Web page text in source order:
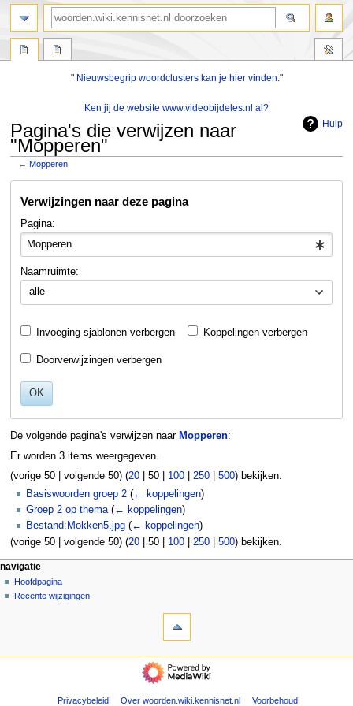
" Nieuwsbegrip woordclusters kan je hier vinden."
Ken jij de website www.videobijdeles.nl al?
Hulp
Pagina's die verwijzen naar
"Mopperen"
←Mopperen
navigatie
zoeken
Verwijzingen naar deze pagina
Pagina:
Naamruimte:
alle
Invoeging sjablonen verbergen Koppelingen verbergen
Doorverwijzingen verbergen
OK
De volgende pagina's verwijzen naar Mopperen:
Er worden 3 items weergegeven.
(vorige 50| volgende 50) (20| 50| 100| 250| 500) bekijken.
Basiswoorden groep 2 (← koppelingen)
Groep 2 op thema (← koppelingen)
Bestand:Mokken5.jpg (← koppelingen)
(vorige 50| volgende 50) (20| 50| 100| 250| 500) bekijken.
N
a
v
a
pagina-handelingen
pagina
overleg
persoonlijke hulpmiddelen
aanmelden
navigatie
Hoofdpagina
Recente wijzigingen
zoeken
navigatie
Privacybeleid Over woorden.wiki.kennisnet.nl Voorbehoud